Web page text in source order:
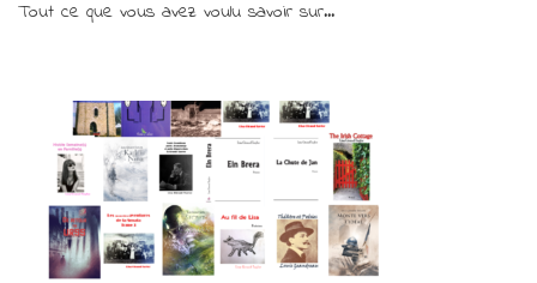
Tout ce que vous avez voulu savoir sur...